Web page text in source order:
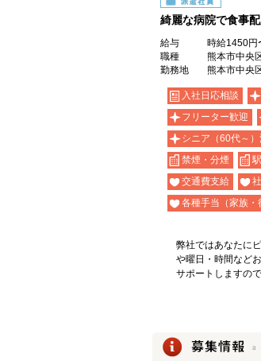
派遣社員
綺麗な病院で食事
給与
時給1450円
職種
熊本市中央
勤務地
熊本市中央
入社日応相談
フリーター歓迎
シニア（60代～
禁煙・分煙
交通費支給
各種手当（家族・
弊社ではあなたに
や曜日・時間など
サポートしますの